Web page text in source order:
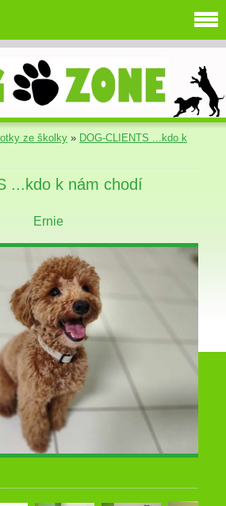
ze školky » DOG-CLIENTS ...kdo k
...kdo k nám chodí
Ernie